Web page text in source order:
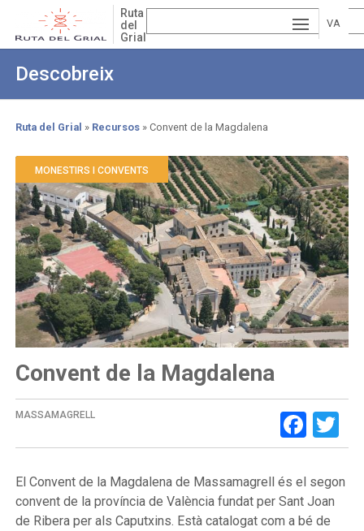
main
Ruta
del
Grial
VA
Descobreix
Breadcrumb
Ruta del Grial Recursos Convent de la Magdalena
MONESTIRS I CONVENTS
Convent de la Magdalena
MASSAMAGRELL
El Convent de la Magdalena de Massamagrell és el segon
convent de la província de València fundat per Sant Joan
de Ribera per als Caputxins. Està catalogat com a bé de